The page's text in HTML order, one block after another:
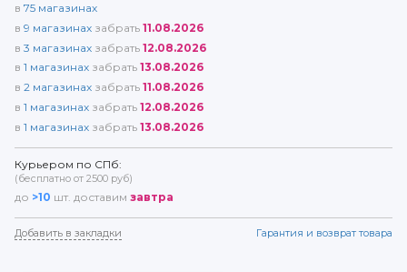
в 75 магазинах
в 9 магазинах забрать 11.08.2026
в 3 магазинах забрать 12.08.2026
в 1 магазинах забрать 13.08.2026
в 2 магазинах забрать 11.08.2026
в 1 магазинах забрать 12.08.2026
в 1 магазинах забрать 13.08.2026
Курьером по СПб:
(бесплатно от 2500 руб)
до >10 шт. доставим завтра
Добавить в закладки Гарантия и возврат товара